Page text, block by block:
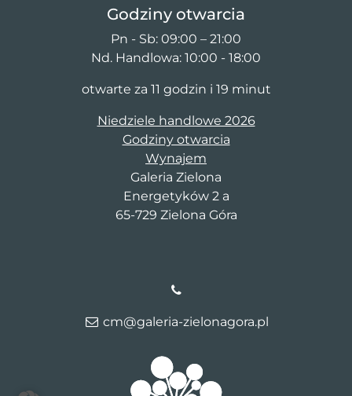
Godziny otwarcia
Pn - Sb: 09:00 – 21:00
Nd. Handlowa: 10:00 - 18:00
otwarte za 11 godzin i 19 minut
Niedziele handlowe 2026
Godziny otwarcia
Wynajem
Galeria Zielona
Energetyków 2 a
65-729 Zielona Góra
cm@galeria-zielonagora.pl